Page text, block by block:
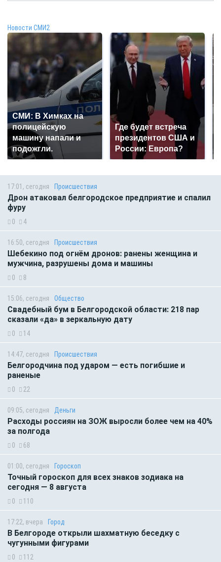
Новости СМИ2
СМИ: В Химках на
полицейскую
машину напали и
подожгли.
Где будет встреча
президентов США и
России: Европа?
17:01, сегодня Происшествия
Дрон атаковал белгородское предприятие и спалил
фуру
0 4
16:50, сегодня Происшествия
Шебекино под огнём дронов: ранены женщина и
мужчина, разрушены дома и машины
0 8
15:06, сегодня Общество
Свадебный бум в Белгородской области: 218 пар
сказали «да» в зеркальную дату
0 14
14:47, сегодня Происшествия
Белгородчина под ударом — есть погибшие и
раненые
0 22
09:05, сегодня Деньги
Расходы россиян на ЗОЖ выросли более чем на 40%
за полгода
0 68
01:00, сегодня Гороскоп
Точный гороскоп для всех знаков зодиака на
сегодня — 8 августа
0 110
17:22, вчера Город
В Белгороде открыли шахматную беседку с
чугунными фигурами
0 112